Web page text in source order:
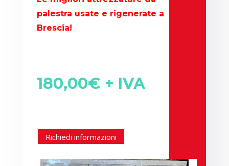
palestra usate e rigenerate a
Brescia!
180,00€ + IVA
Richiedi informazioni